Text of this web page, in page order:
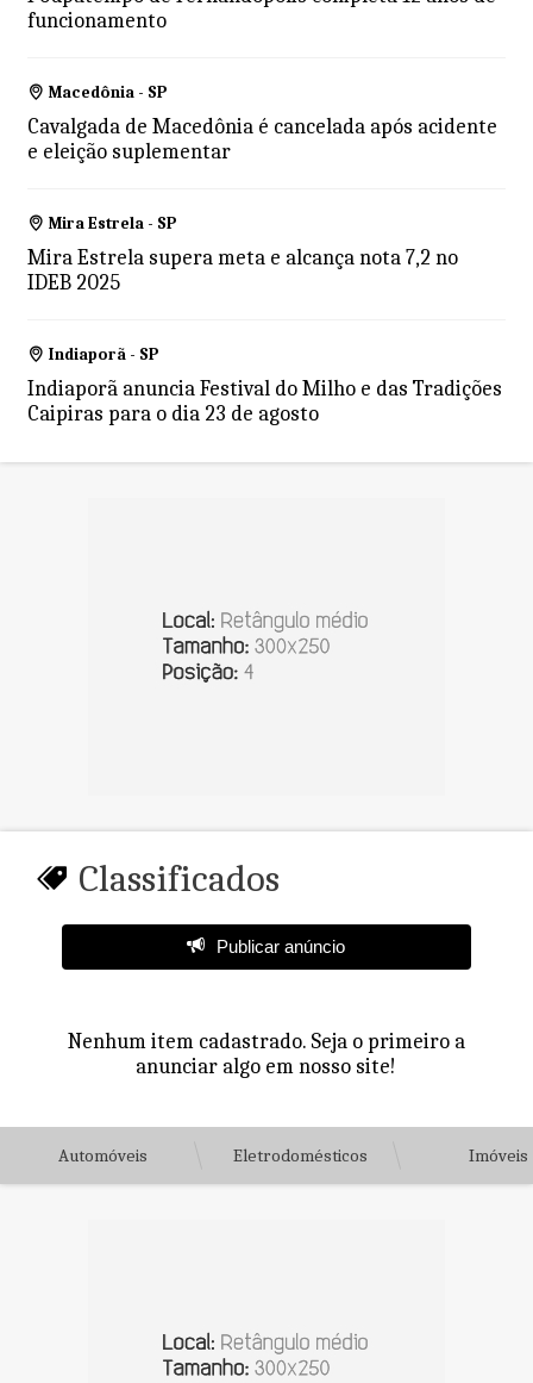
funcionamento
Macedônia - SP
Cavalgada de Macedônia é cancelada após acidente
e eleição suplementar
Mira Estrela - SP
Mira Estrela supera meta e alcança nota 7,2 no
IDEB 2025
Indiaporã - SP
Indiaporã anuncia Festival do Milho e das Tradições
Caipiras para o dia 23 de agosto
Classificados
Publicar anúncio
Nenhum item cadastrado. Seja o primeiro a
anunciar algo em nosso site!
Automóveis Eletrodomésticos Imóveis